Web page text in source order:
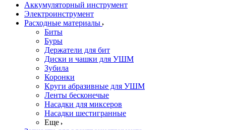
Аккумуляторный инструмент
Электроинструмент
Расходные материалы
Биты
Буры
Держатели для бит
Диски и чашки для УШМ
Зубила
Коронки
Круги абразивные для УШМ
Ленты бесконечые
Насадки для миксеров
Насадки шестигранные
Еще